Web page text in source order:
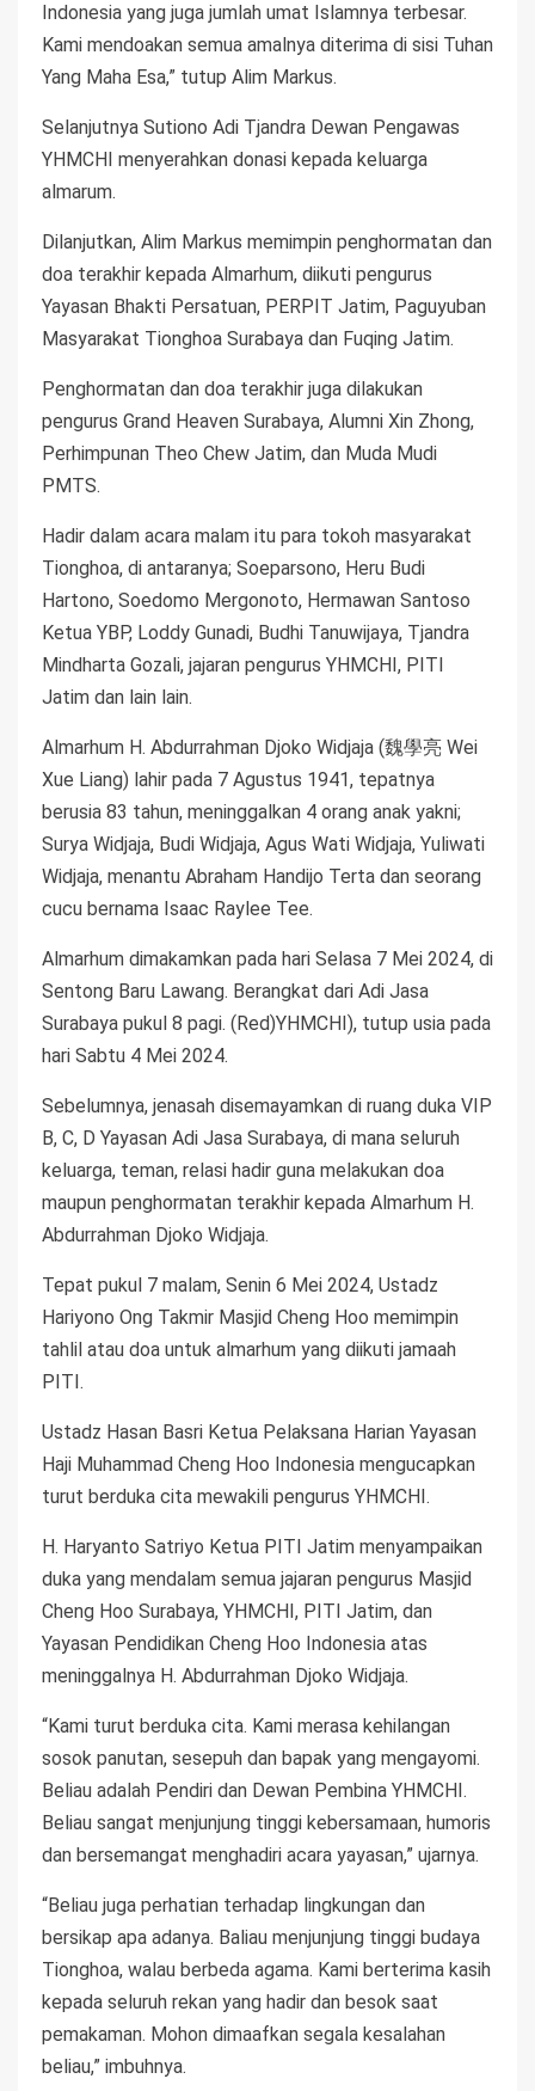
Indonesia yang juga jumlah umat Islamnya terbesar.
Kami mendoakan semua amalnya diterima di sisi Tuhan
Yang Maha Esa,” tutup Alim Markus.
Selanjutnya Sutiono Adi Tjandra Dewan Pengawas
YHMCHI menyerahkan donasi kepada keluarga
almarum.
Dilanjutkan, Alim Markus memimpin penghormatan dan
doa terakhir kepada Almarhum, diikuti pengurus
Yayasan Bhakti Persatuan, PERPIT Jatim, Paguyuban
Masyarakat Tionghoa Surabaya dan Fuqing Jatim.
Penghormatan dan doa terakhir juga dilakukan
pengurus Grand Heaven Surabaya, Alumni Xin Zhong,
Perhimpunan Theo Chew Jatim, dan Muda Mudi
PMTS.
Hadir dalam acara malam itu para tokoh masyarakat
Tionghoa, di antaranya; Soeparsono, Heru Budi
Hartono, Soedomo Mergonoto, Hermawan Santoso
Ketua YBP, Loddy Gunadi, Budhi Tanuwijaya, Tjandra
Mindharta Gozali, jajaran pengurus YHMCHI, PITI
Jatim dan lain lain.
Almarhum H. Abdurrahman Djoko Widjaja (魏學亮 Wei
Xue Liang) lahir pada 7 Agustus 1941, tepatnya
berusia 83 tahun, meninggalkan 4 orang anak yakni;
Surya Widjaja, Budi Widjaja, Agus Wati Widjaja, Yuliwati
Widjaja, menantu Abraham Handijo Terta dan seorang
cucu bernama Isaac Raylee Tee.
Almarhum dimakamkan pada hari Selasa 7 Mei 2024, di
Sentong Baru Lawang. Berangkat dari Adi Jasa
Surabaya pukul 8 pagi. (Red)YHMCHI), tutup usia pada
hari Sabtu 4 Mei 2024.
Sebelumnya, jenasah disemayamkan di ruang duka VIP
B, C, D Yayasan Adi Jasa Surabaya, di mana seluruh
keluarga, teman, relasi hadir guna melakukan doa
maupun penghormatan terakhir kepada Almarhum H.
Abdurrahman Djoko Widjaja.
Tepat pukul 7 malam, Senin 6 Mei 2024, Ustadz
Hariyono Ong Takmir Masjid Cheng Hoo memimpin
tahlil atau doa untuk almarhum yang diikuti jamaah
PITI.
Ustadz Hasan Basri Ketua Pelaksana Harian Yayasan
Haji Muhammad Cheng Hoo Indonesia mengucapkan
turut berduka cita mewakili pengurus YHMCHI.
H. Haryanto Satriyo Ketua PITI Jatim menyampaikan
duka yang mendalam semua jajaran pengurus Masjid
Cheng Hoo Surabaya, YHMCHI, PITI Jatim, dan
Yayasan Pendidikan Cheng Hoo Indonesia atas
meninggalnya H. Abdurrahman Djoko Widjaja.
“Kami turut berduka cita. Kami merasa kehilangan
sosok panutan, sesepuh dan bapak yang mengayomi.
Beliau adalah Pendiri dan Dewan Pembina YHMCHI.
Beliau sangat menjunjung tinggi kebersamaan, humoris
dan bersemangat menghadiri acara yayasan,” ujarnya.
“Beliau juga perhatian terhadap lingkungan dan
bersikap apa adanya. Baliau menjunjung tinggi budaya
Tionghoa, walau berbeda agama. Kami berterima kasih
kepada seluruh rekan yang hadir dan besok saat
pemakaman. Mohon dimaafkan segala kesalahan
beliau,” imbuhnya.